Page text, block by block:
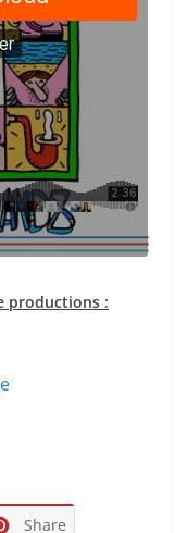
productions :
Share